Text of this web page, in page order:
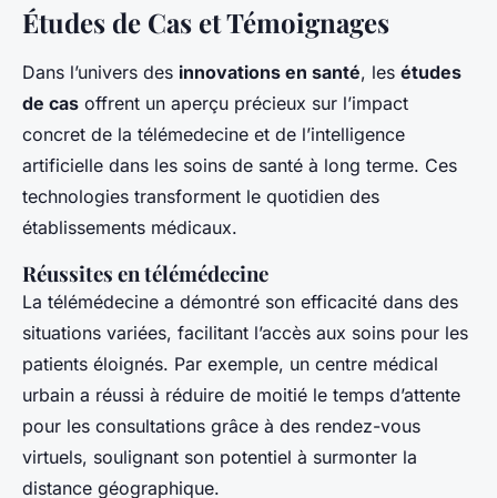
Études de Cas et Témoignages
Dans l’univers des innovations en santé, les études
de cas offrent un aperçu précieux sur l’impact
concret de la télémedecine et de l’intelligence
artificielle dans les soins de santé à long terme. Ces
technologies transforment le quotidien des
établissements médicaux.
Réussites en télémédecine
La télémédecine a démontré son efficacité dans des
situations variées, facilitant l’accès aux soins pour les
patients éloignés. Par exemple, un centre médical
urbain a réussi à réduire de moitié le temps d’attente
pour les consultations grâce à des rendez-vous
virtuels, soulignant son potentiel à surmonter la
distance géographique.